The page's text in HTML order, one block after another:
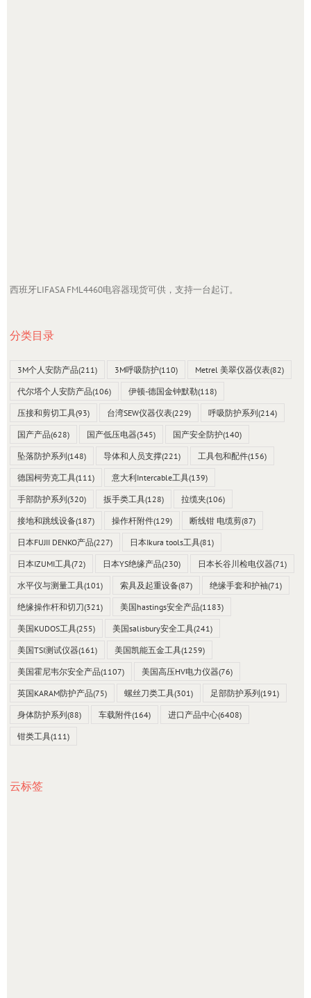
西班牙LIFASA FML4460电容器现货可供，支持一台起订。
分类目录
3M个人安防产品(211) 3M呼吸防护(110) Metrel 美翠仪器仪表(82)
代尔塔个人安防产品(106) 伊顿-德国金钟默勒(118)
压接和剪切工具(93) 台湾SEW仪器仪表(229) 呼吸防护系列(214)
国产产品(628) 国产低压电器(345) 国产安全防护(140)
坠落防护系列(148) 导体和人员支撑(221) 工具包和配件(156)
德国柯劳克工具(111) 意大利Intercable工具(139)
手部防护系列(320) 扳手类工具(128) 拉缆夹(106)
接地和跳线设备(187) 操作杆附件(129) 断线钳 电缆剪(87)
日本FUJII DENKO产品(227) 日本Ikura tools工具(81)
日本IZUMI工具(72) 日本YS绝缘产品(230) 日本长谷川检电仪器(71)
水平仪与测量工具(101) 索具及起重设备(87) 绝缘手套和护袖(71)
绝缘操作杆和切刀(321) 美国hastings安全产品(1183)
美国KUDOS工具(255) 美国salisbury安全工具(241)
美国TSI测试仪器(161) 美国凯能五金工具(1259)
美国霍尼韦尔安全产品(1107) 美国高压HV电力仪器(76)
英国KARAM防护产品(75) 螺丝刀类工具(301) 足部防护系列(191)
身体防护系列(88) 车载附件(164) 进口产品中心(6408)
钳类工具(111)
云标签